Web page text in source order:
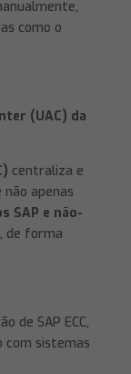
como o
(UAC) da
centraliza e
apenas
SAP e não-
de forma
de SAP ECC,
com sistemas